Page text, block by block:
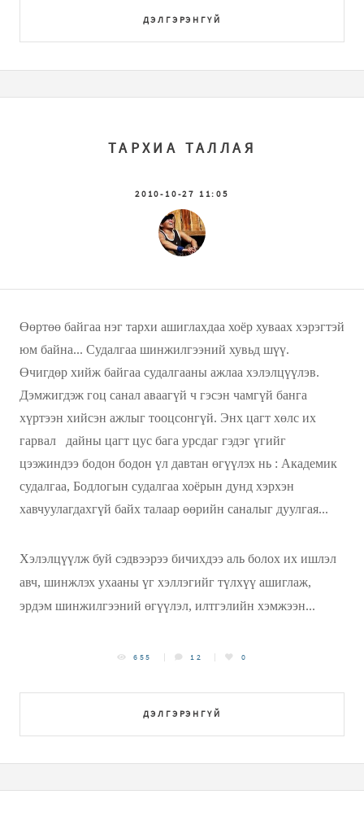
ДЭЛГЭРЭНГҮЙ
ТАРХИА ТАЛЛАЯ
2010-10-27 11:05
Өөртөө байгаа нэг тархи ашиглахдаа хоёр хуваах хэрэгтэй
юм байна... Судалгаа шинжилгээний хувьд шүү.
Өчигдөр хийж байгаа судалгааны ажлаа хэлэлцүүлэв.
Дэмжигдэж гоц санал аваагүй ч гэсэн чамгүй банга
хүртээн хийсэн ажлыг тооцсонгүй. Энх цагт хөлс их
гарвал дайны цагт цус бага урсдаг гэдэг үгийг
цээжиндээ бодон бодон үл давтан өгүүлэх нь : Академик
судалгаа, Бодлогын судалгаа хоёрын дунд хэрхэн
хавчуулагдахгүй байх талаар өөрийн саналыг дуулгая...
Хэлэлцүүлж буй сэдвээрээ бичихдээ аль болох их ишлэл
авч, шинжлэх ухааны үг хэллэгийг түлхүү ашиглаж,
эрдэм шинжилгээний өгүүлэл, илтгэлийн хэмжээн...
ДЭЛГЭРЭНГҮЙ
655 12 0